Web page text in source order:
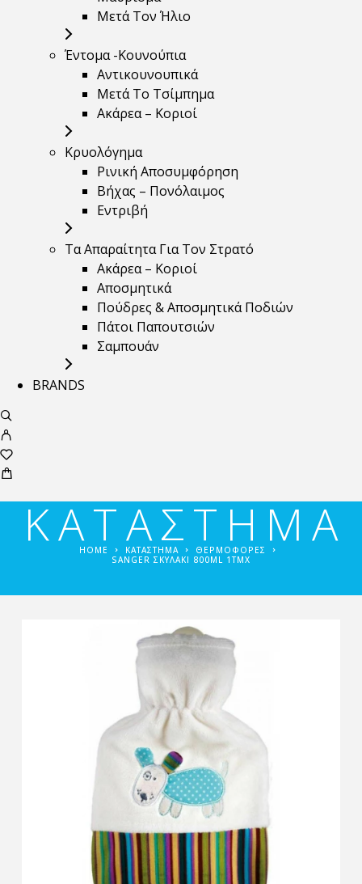
Mετά Τον Ήλιο
Έντομα -Κουνούπια
Αντικουνουπικά
Μετά Το Τσίμπημα
Ακάρεα – Κοριοί
Κρυολόγημα
Ρινική Αποσυμφόρηση
Βήχας – Πονόλαιμος
Εντριβή
Τα Απαραίτητα Για Τον Στρατό
Ακάρεα – Κοριοί
Αποσμητικά
Πούδρες & Αποσμητικά Ποδιών
Πάτοι Παπουτσιών
Σαμπουάν
BRANDS
ΚΑΤΑΣΤΗΜΑ
HOME ΚΑΤΑΣΤΗΜΑ
ΘΕΡΜΟΦΌΡΕΣ
SANGER ΣΚΥΛΆΚΙ 800ML 1ΤΜΧ